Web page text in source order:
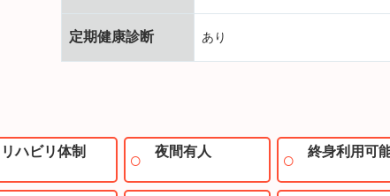
定期健康診断 あり
リハビリ体制 夜間有人 終身利用可